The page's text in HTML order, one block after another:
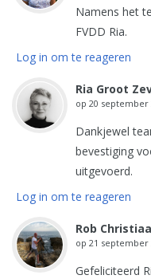
Namens het
FVDD Ria.
Log in om te reageren
Ria Groot
op 20 september
Dankjewel
bevestiging
uitgevoerd.
Log in om te reageren
Rob
op 21 september
Gefeliciteerd